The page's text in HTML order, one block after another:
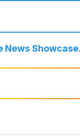
News Showcase.